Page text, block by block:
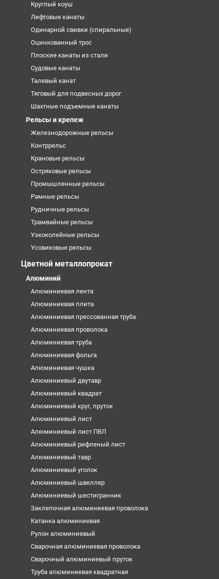
Круглый коуш
Лифтовые канаты
Одинарной свивки (спиральные)
Оцинкованный трос
Плоские канаты из стали
Судовые канаты
Талевый канат
Тяговый для подвесных дорог
Шахтные подъемные канаты
Рельсы и крепеж
Железнодорожные рельсы
Контррельс
Крановые рельсы
Остряковые рельсы
Промышленные рельсы
Рамные рельсы
Рудничные рельсы
Трамвайные рельсы
Узкоколейные рельсы
Усовиковые рельсы
Цветной металлопрокат
Алюминий
Алюминиевая лента
Алюминиевая плита
Алюминиевая прессованная труба
Алюминиевая проволока
Алюминиевая труба
Алюминиевая фольга
Алюминиевая чушка
Алюминиевый двутавр
Алюминиевый квадрат
Алюминиевый круг, пруток
Алюминиевый лист
Алюминиевый лист ПВЛ
Алюминиевый рифленый лист
Алюминиевый тавр
Алюминиевый уголок
Алюминиевый швеллер
Алюминиевый шестигранник
Заклепочная алюминиевая проволока
Катанка алюминиевая
Рулон алюминиевый
Сварочная алюминиевая проволока
Сварочный алюминиевый пруток
Труба алюминиевая квадратная